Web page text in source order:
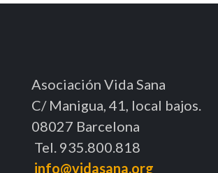
Asociación Vida Sana
C/ Manigua, 41, local bajos.
08027 Barcelona
Tel. 935.800.818
info@vidasana.org